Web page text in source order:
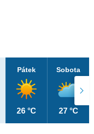
Pátek
26 °C
Sobota
27 °C